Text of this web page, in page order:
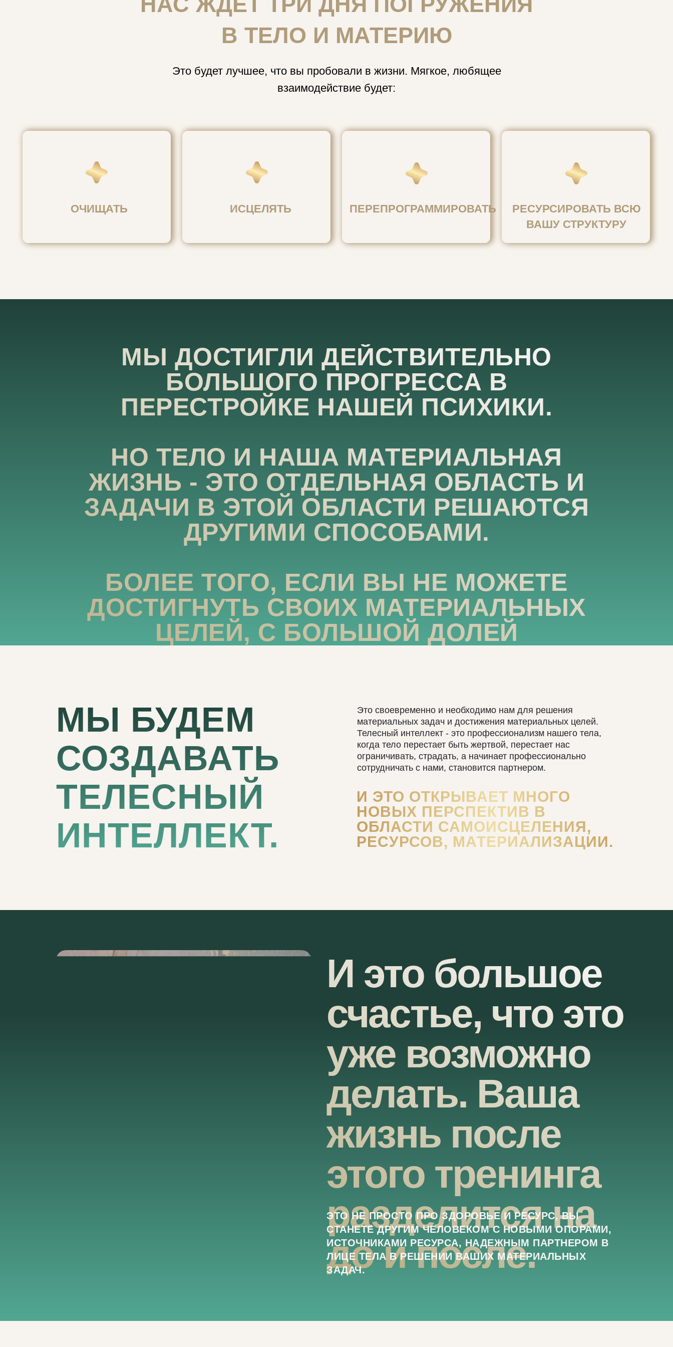
Это будет лучшее, что вы пробовали в жизни. Мягкое, любящее
взаимодействие будет:
РЕСУРСИРОВАТЬ ВСЮ
ПЕРЕПРОГРАММИРОВАТЬ
МЫ ДОСТИГЛИ ДЕЙСТВИТЕЛЬНО
БОЛЬШОГО ПРОГРЕССА В
ПЕРЕСТРОЙКЕ НАШЕЙ ПСИХИКИ.
НО ТЕЛО И НАША МАТЕРИАЛЬНАЯ
ЖИЗНЬ - ЭТО ОТДЕЛЬНАЯ ОБЛАСТЬ И
ЗАДАЧИ В ЭТОЙ ОБЛАСТИ РЕШАЮТСЯ
ДРУГИМИ СПОСОБАМИ.
БОЛЕЕ ТОГО, ЕСЛИ ВЫ НЕ МОЖЕТЕ
ДОСТИГНУТЬ СВОИХ МАТЕРИАЛЬНЫХ
ЦЕЛЕЙ, С БОЛЬШОЙ ДОЛЕЙ
Это своевременно и необходимо нам для решения
материальных задач и достижения материальных целей.
Телесный интеллект - это профессионализм нашего тела,
когда тело перестает быть жертвой, перестает нас
ограничивать, страдать, а начинает профессионально
сотрудничать с нами, становится партнером.
И ЭТО ОТКРЫВАЕТ МНОГО
НОВЫХ ПЕРСПЕКТИВ В
ОБЛАСТИ САМОИСЦЕЛЕНИЯ,
РЕСУРСОВ, МАТЕРИАЛИЗАЦИИ.
МЫ БУДЕМ
СОЗДАВАТЬ
ТЕЛЕСНЫЙ
ИНТЕЛЛЕКТ.
И это большое
счастье, что это
уже возможно
делать. Ваша
жизнь после
этого тренинга
разделится на
до и после.
ЭТО НЕ ПРОСТО ПРО ЗДОРОВЬЕ И РЕСУРС, ВЫ
СТАНЕТЕ ДРУГИМ ЧЕЛОВЕКОМ С НОВЫМИ ОПОРАМИ,
ИСТОЧНИКАМИ РЕСУРСА, НАДЕЖНЫМ ПАРТНЕРОМ В
ЛИЦЕ ТЕЛА В РЕШЕНИИ ВАШИХ МАТЕРИАЛЬНЫХ
ЗАДАЧ.